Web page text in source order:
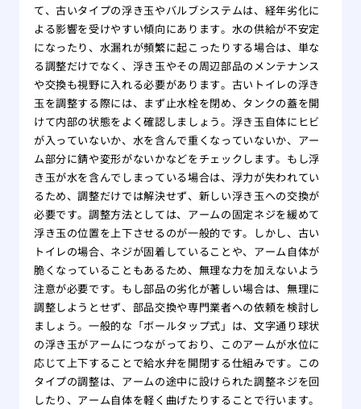
て、古いタイプの浮き玉やバルブシステムは、経年劣化に
よる影響を受けやすい傾向にあります。水の供給が不安定
になったり、水漏れが頻繁に起こったりする場合は、単な
る調整だけでなく、浮き玉やその周辺部品のメンテナンス
や交換も視野に入れる必要があります。古いトイレの浮き
玉を調整する際には、まず止水栓を閉め、タンクの蓋を開
けて内部の状態をよく確認しましょう。浮き玉自体にヒビ
が入っていないか、水を含んで重くなっていないか、アー
ム部分に錆や変形がないかなどをチェックします。もし浮
き玉が水を含んでしまっている場合は、浮力が失われてい
るため、調整だけでは解決せず、新しい浮き玉への交換が
必要です。調整方法としては、アームの固定ネジを緩めて
浮き玉の位置を上下させるのが一般的です。しかし、古い
トイレの場合、ネジが固着していることや、アーム自体が
脆くなっていることもあるため、無理な力を加えないよう
注意が必要です。もし部品の劣化が著しい場合は、無理に
調整しようとせず、部品交換や専門業者への依頼を検討し
ましょう。一般的な「ボールタップ式」は、文字通り球状
の浮き玉がアームにつながっており、このアームが水位に
応じて上下することで給水弁を開閉する仕組みです。この
タイプの調整は、アームの途中に設けられた調整ネジを回
したり、アーム自体を軽く曲げたりすることで行います。